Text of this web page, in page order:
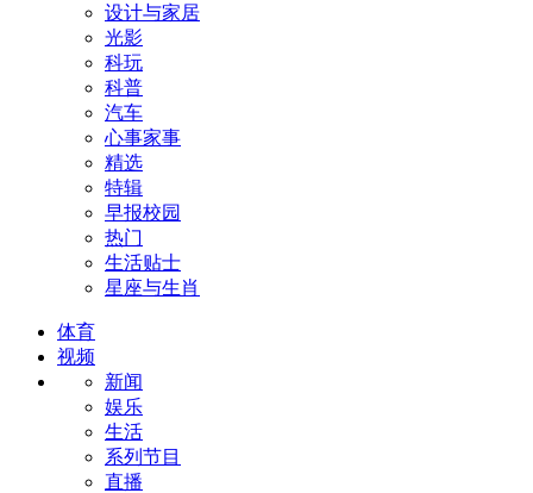
设计与家居
光影
科玩
科普
汽车
心事家事
精选
特辑
早报校园
热门
生活贴士
星座与生肖
体育
视频
新闻
娱乐
生活
系列节目
直播